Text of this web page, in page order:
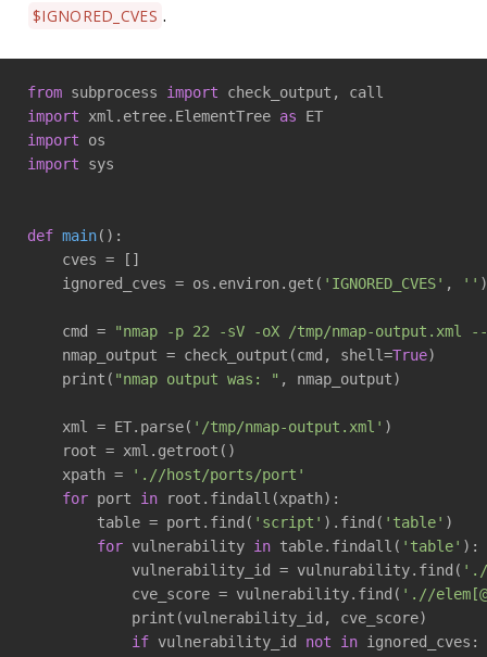
$IGNORED_CVES .
from subprocess import
import xml.etree.ElementTree as
import
import sys
def main() :
    cves = []
    ignored_cves = os.environ.get(
'IGNORED_CVES' , ''
    cmd =
"nmap -p 22 -sV -oX /tmp/nmap-output.xml
    nmap_output = check_output(cmd, shell=
True)
    print(
"nmap output was: " , nmap_output)
    xml = ET.parse(
'/tmp/nmap-output.xml' )
    root = xml.getroot()
    xpath =
'.//host/ports/port'
for port in root.findall(xpath):
        table = port.find(
'script' ).find( 'table' )
for vulnerability in table.findall( 'table' ):
            vulnerability_id = vulnurability.find(
            cve_score = vulnerability.find(
'.//
            print(vulnerability_id, cve_score)
if vulnerability_id not in ignored_cves: